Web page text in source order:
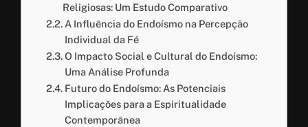
Religiosas: Um Estudo Comparativo
A Influência do Endoísmo na Percepção
Individual da Fé
O Impacto Social e Cultural do Endoísmo:
Uma Análise Profunda
Futuro do Endoísmo: As Potenciais
Implicações para a Espiritualidade
Contemporânea